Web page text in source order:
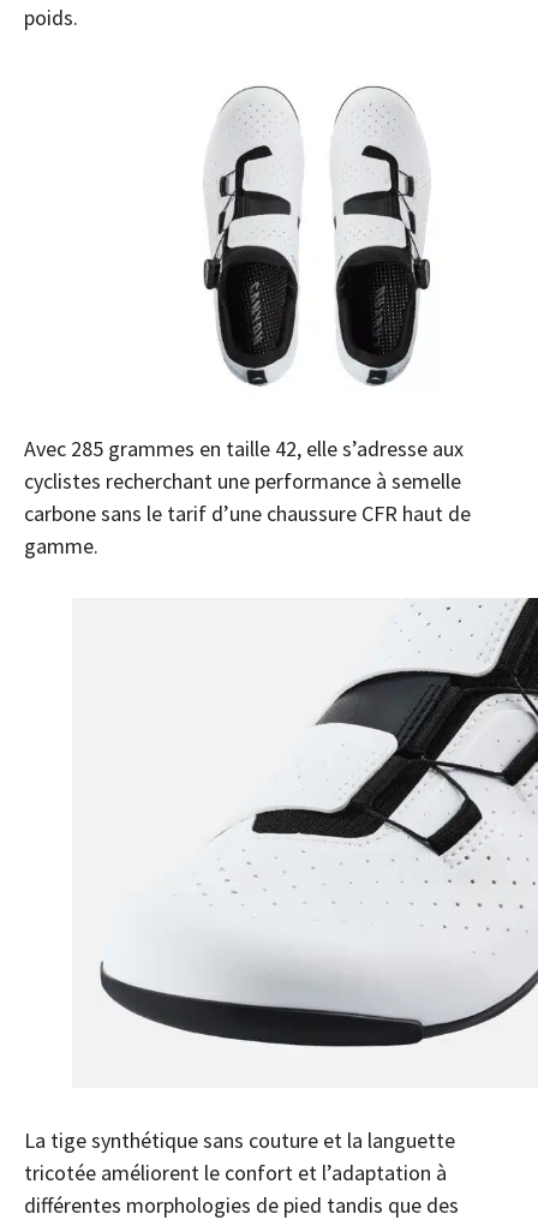
poids.
Avec 285 grammes en taille 42, elle s’adresse aux
cyclistes recherchant une performance à semelle
carbone sans le tarif d’une chaussure CFR haut de
gamme.
La tige synthétique sans couture et la languette
tricotée améliorent le confort et l’adaptation à
différentes morphologies de pied tandis que des